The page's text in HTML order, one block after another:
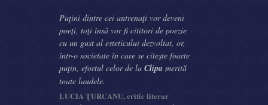
Puţini dintre cei antrenaţi vor deveni
poeţi, toţi însă vor fi cititori de poezie
cu un gust al esteticului dezvoltat, or,
într-o societate în care se citeşte foarte
puţin, efortul celor de la Clipa merită
toate laudele.
LUCIA ŢURCANU, critic literar